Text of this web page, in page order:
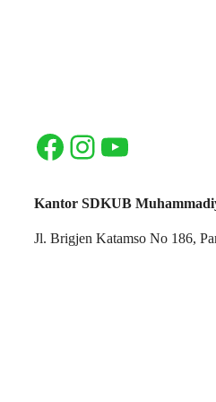
Facebook
Instagram
YouTube
Kantor SDKUB
Jl. Brigjen Katamso No 186,